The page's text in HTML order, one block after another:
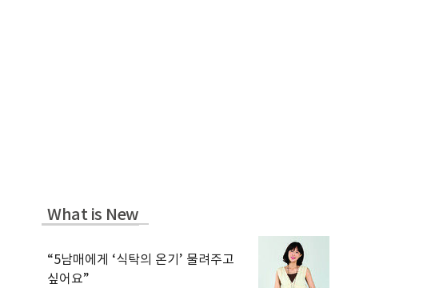
What is New
“5남매에게 ‘식탁의 온기’ 물려주고
싶어요”